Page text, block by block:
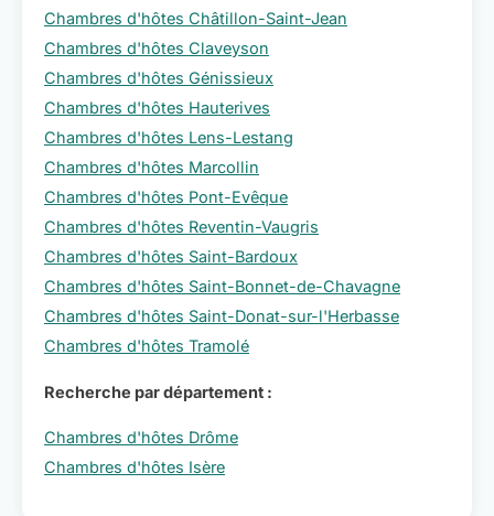
Chambres d'hôtes Châtillon-Saint-Jean
Chambres d'hôtes Claveyson
Chambres d'hôtes Génissieux
Chambres d'hôtes Hauterives
Chambres d'hôtes Lens-Lestang
Chambres d'hôtes Marcollin
Chambres d'hôtes Pont-Evêque
Chambres d'hôtes Reventin-Vaugris
Chambres d'hôtes Saint-Bardoux
Chambres d'hôtes Saint-Bonnet-de-Chavagne
Chambres d'hôtes Saint-Donat-sur-l'Herbasse
Chambres d'hôtes Tramolé
Recherche par département :
Chambres d'hôtes Drôme
Chambres d'hôtes Isère